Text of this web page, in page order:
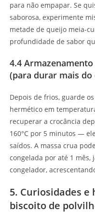
para não empapar. Se
saborosa, experimente
metade de queijo meia-
profundidade de sabor
4.4
(para durar mais do
Depois de frios, guarde
hermético em
recuperar a crocância
160°C por 5 minutos —
saídos. A massa crua
congelada por até 1 mês,
congelador,
5. Curiosidades
biscoito de